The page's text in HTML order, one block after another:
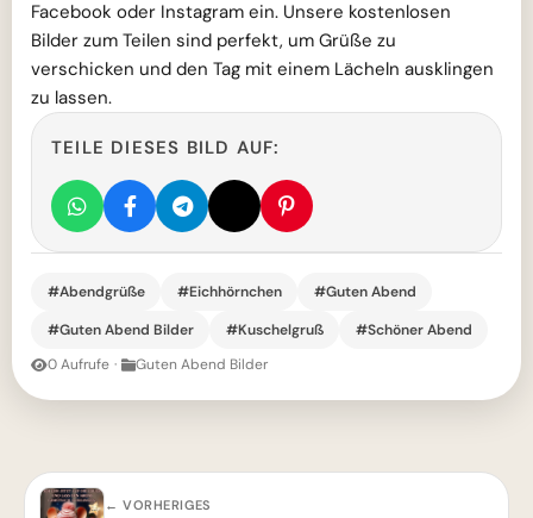
Facebook oder Instagram ein. Unsere kostenlosen
Bilder zum Teilen sind perfekt, um Grüße zu
verschicken und den Tag mit einem Lächeln ausklingen
zu lassen.
TEILE DIESES BILD AUF:
#Abendgrüße #Eichhörnchen
#Guten Abend
#Guten Abend Bilder
#Kuschelgruß
#Schöner Abend
0 Aufrufe · Guten Abend Bilder
← VORHERIGES